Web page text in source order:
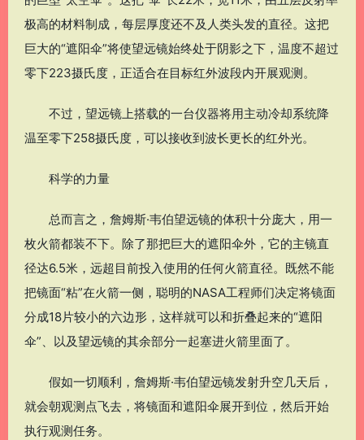
极高的材料制成，每层厚度还不及人类头发的直径。这把
巨大的“遮阳伞”将使望远镜始终处于阴影之下，温度不超过
零下223摄氏度，正适合在目标红外波段内开展观测。
不过，望远镜上搭载的一台仪器将用主动冷却系统降
温至零下258摄氏度，可以接收到波长更长的红外光。
科学的力量
总而言之，詹姆斯·韦伯望远镜的体积十分庞大，用一
枚火箭都装不下。除了那把巨大的遮阳伞外，它的主镜直
径达6.5米，远超目前投入使用的任何火箭直径。既然不能
把镜面“粘”在火箭一侧，聪明的NASA工程师们决定将镜面
分成18片较小的六边形，这样就可以和折叠起来的“遮阳
伞”、以及望远镜的其余部分一起塞进火箭里面了。
假如一切顺利，詹姆斯·韦伯望远镜发射升空几天后，
就会朝观测点飞去，将镜面和遮阳伞展开到位，然后开始
执行观测任务。